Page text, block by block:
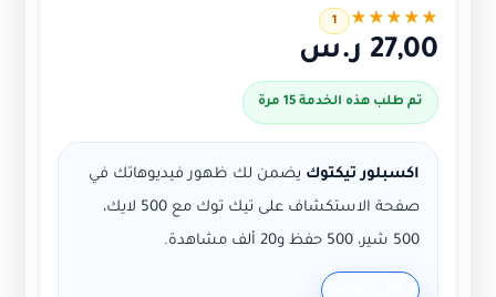
27,00 ر.س
★
★
★
★
★
1
تم طلب هذه الخدمة 15 مرة
اكسبلور تيكتوك يضمن لك ظهور فيديوهاتك في
صفحة الاستكشاف على تيك توك مع 500 لايك،
500 شير، 500 حفظ و20 ألف مشاهدة.
طريقة الطلب: